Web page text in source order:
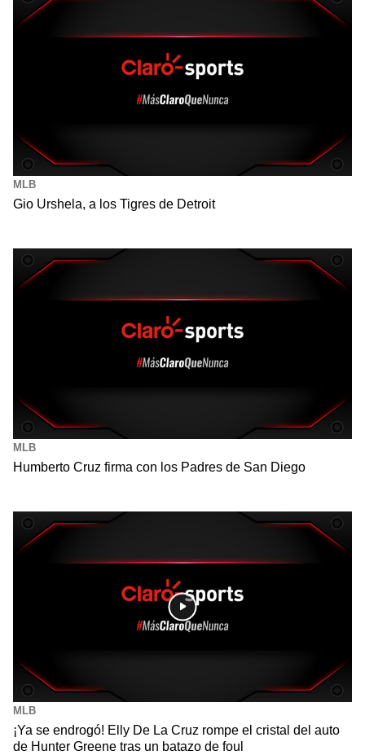
MLB
Gio Urshela, a los Tigres de Detroit
MLB
Humberto Cruz firma con los Padres de San Diego
MLB
¡Ya se endrogó! Elly De La Cruz rompe el cristal del auto
de Hunter Greene tras un batazo de foul